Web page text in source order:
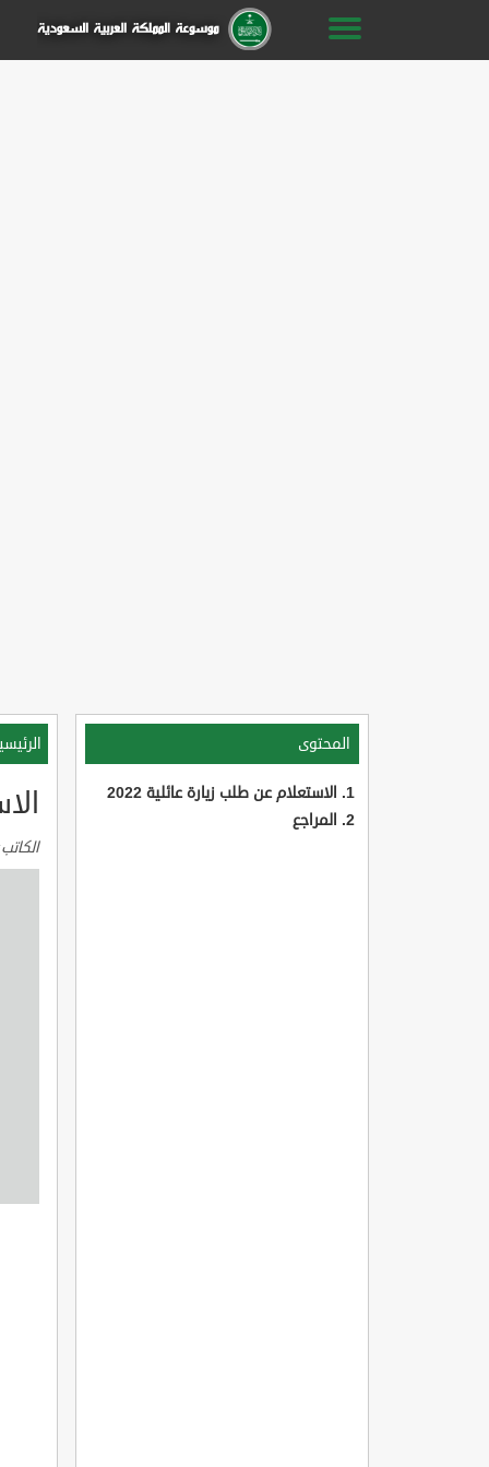
المحتوى
الاستعلام عن طلب زيارة عائلية 2022
المراجع